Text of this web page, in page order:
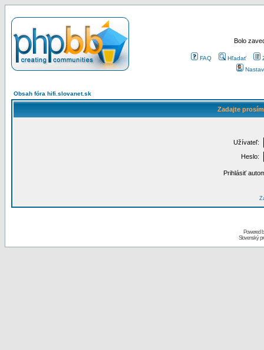
Bolo
FAQ Hľadať
Obsah fóra hifi.slovanet.sk
Zadajte
Užívateľ:
Heslo:
Prihlásiť
Powered
Slovenský